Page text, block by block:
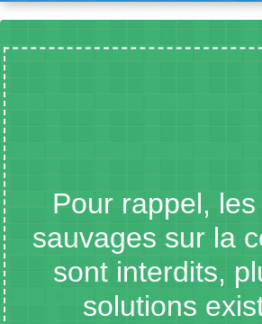
Pour rappel,
sauvages sur la
sont interdits,
solutions